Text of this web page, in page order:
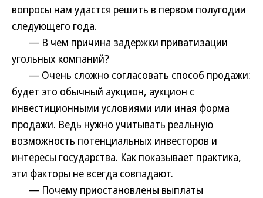
вопросы нам удастся решить в первом полугодии
следующего года.
— В чем причина задержки приватизации
угольных компаний?
— Очень сложно согласовать способ продажи:
будет это обычный аукцион, аукцион с
инвестиционными условиями или иная форма
продажи. Ведь нужно учитывать реальную
возможность потенциальных инвесторов и
интересы государства. Как показывает практика,
эти факторы не всегда совпадают.
— Почему приостановлены выплаты